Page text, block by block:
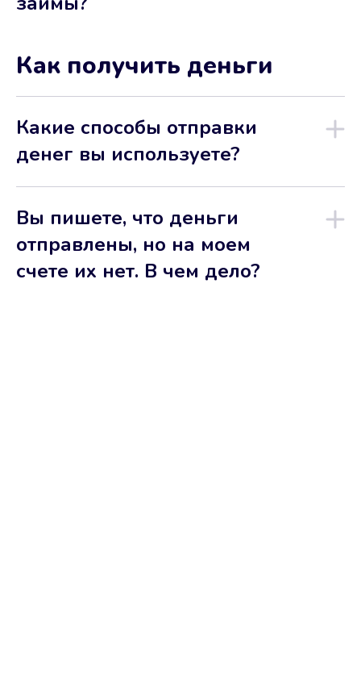
Как получить деньги
Какие способы отправки
денег вы используете?
Вы пишете, что деньги
отправлены, но на моем
счете их нет. В чем дело?